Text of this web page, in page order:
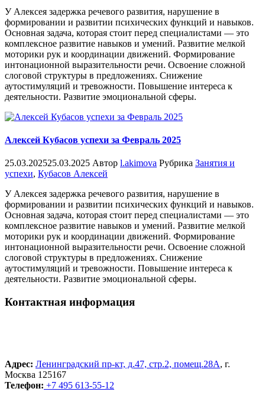
У Алексея задержка речевого развития, нарушение в
формировании и развитии психических функций и навыков.
Основная задача, которая стоит перед специалистами — это
комплексное развитие навыков и умений. Развитие мелкой
моторики рук и координации движений. Формирование
интонационной выразительности речи. Освоение сложной
слоговой структуры в предложениях. Снижение
аутостимуляций и тревожности. Повышение интереса к
деятельности. Развитие эмоциональной сферы.
Алексей Кубасов успехи за Февраль 2025
25.03.202525.03.2025 Автор l.akimova Рубрика Занятия и
успехи, Кубасов Алексей
У Алексея задержка речевого развития, нарушение в
формировании и развитии психических функций и навыков.
Основная задача, которая стоит перед специалистами — это
комплексное развитие навыков и умений. Развитие мелкой
моторики рук и координации движений. Формирование
интонационной выразительности речи. Освоение сложной
слоговой структуры в предложениях. Снижение
аутостимуляций и тревожности. Повышение интереса к
деятельности. Развитие эмоциональной сферы.
Контактная информация
Адрес: Ленинградский пр-кт, д.47, стр.2, помещ.28А, г.
Москва 125167
Телефон: +7 495 613-55-12